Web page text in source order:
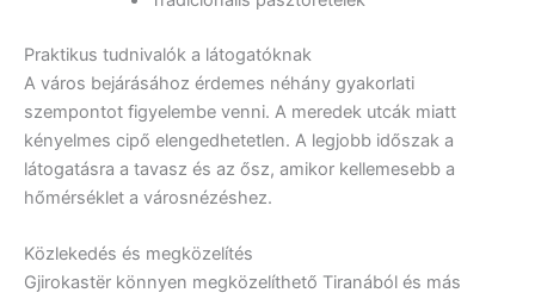
Praktikus tudnivalók a látogatóknak
A város bejárásához érdemes néhány gyakorlati
szempontot figyelembe venni. A meredek utcák miatt
kényelmes cipő elengedhetetlen. A legjobb időszak a
látogatásra a tavasz és az ősz, amikor kellemesebb a
hőmérséklet a városnézéshez.
Közlekedés és megközelítés
Gjirokastër könnyen megközelíthető Tiranából és más